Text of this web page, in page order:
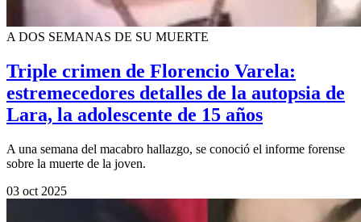
A DOS SEMANAS DE SU MUERTE
Triple crimen de Florencio Varela:
estremecedores detalles de la autopsia de
Lara, la adolescente de 15 años
A una semana del macabro hallazgo, se conoció el informe forense
sobre la muerte de la joven.
03 oct 2025